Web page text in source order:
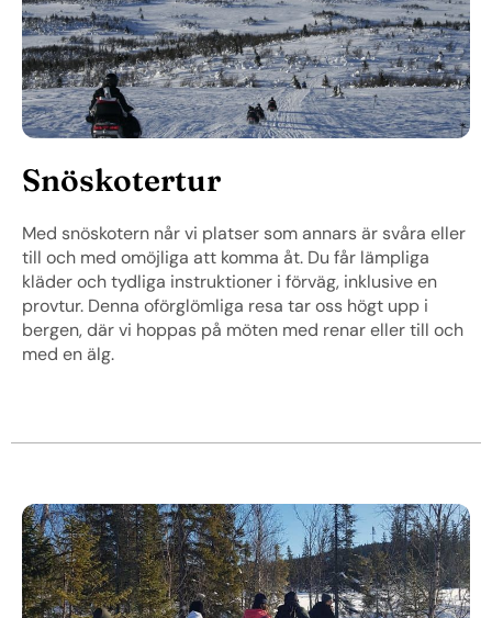
Snöskotertur
Med snöskotern når vi platser som annars är svåra eller
till och med omöjliga att komma åt. Du får lämpliga
kläder och tydliga instruktioner i förväg, inklusive en
provtur. Denna oförglömliga resa tar oss högt upp i
bergen, där vi hoppas på möten med renar eller till och
med en älg.